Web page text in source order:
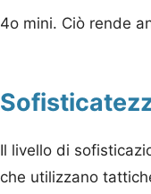
4o mini. Ciò rende
Il livello di
che utilizzano